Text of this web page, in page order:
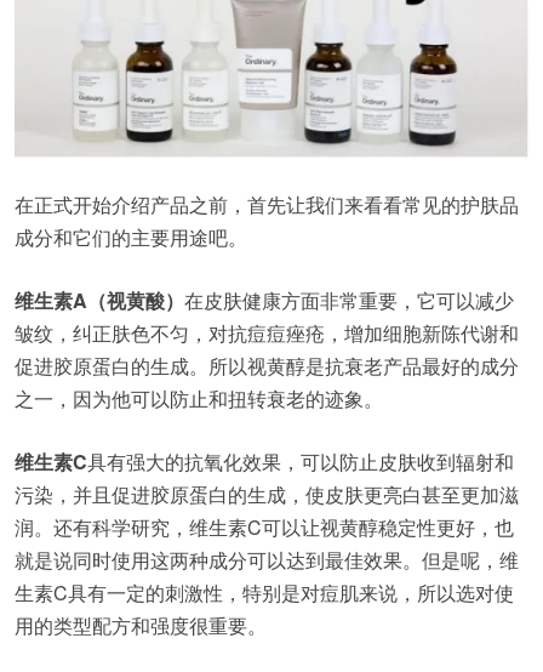
在正式开始介绍产品之前，首先让我们来看看常见的护肤品
成分和它们的主要用途吧。
维生素A（视黄酸） 在皮肤健康方面非常重要，它可以减少
皱纹，纠正肤色不匀，对抗痘痘痤疮，增加细胞新陈代谢和
促进胶原蛋白的生成。所以视黄醇是抗衰老产品最好的成分
之一，因为他可以防止和扭转衰老的迹象。
维生素C具有强大的抗氧化效果，可以防止皮肤收到辐射和
污染，并且促进胶原蛋白的生成，使皮肤更亮白甚至更加滋
润。还有科学研究，维生素C可以让视黄醇稳定性更好，也
就是说同时使用这两种成分可以达到最佳效果。但是呢，维
生素C具有一定的刺激性，特别是对痘肌来说，所以选对使
用的类型配方和强度很重要。